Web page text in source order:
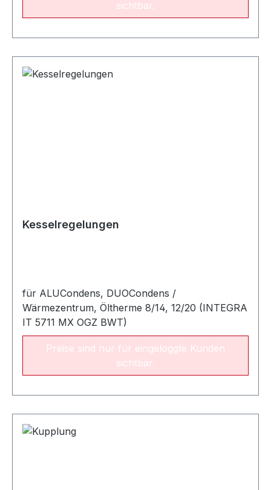
sichtbar.
Kesselregelungen
für ALUCondens, DUOCondens /
Wärmezentrum, Öltherme 8/14, 12/20 (INTEGRA
IT 5711 MX OGZ BWT)
Preise sind nur für eingeloggte Kunden
sichtbar.